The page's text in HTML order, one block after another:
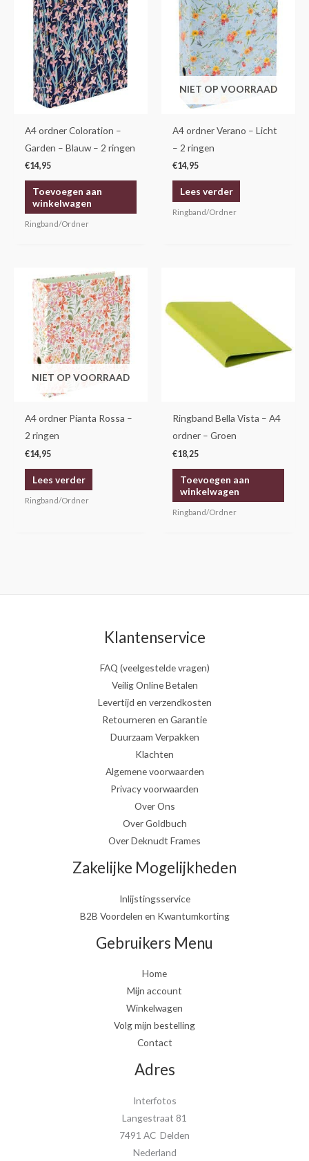
A4 ordner Coloration –
Garden – Blauw – 2 ringen
€14,95
Toevoegen aan
winkelwagen
Ringband/Ordner
NIET OP VOORRAAD
A4 ordner Verano – Licht
– 2 ringen
€14,95
Lees verder
Ringband/Ordner
NIET OP VOORRAAD
A4 ordner Pianta Rossa –
2 ringen
€14,95
Lees verder
Ringband/Ordner
Ringband Bella Vista – A4
ordner – Groen
€18,25
Toevoegen aan
winkelwagen
Ringband/Ordner
Klantenservice
FAQ (veelgestelde vragen)
Veilig Online Betalen
Levertijd en verzendkosten
Retourneren en Garantie
Duurzaam Verpakken
Klachten
Algemene voorwaarden
Privacy voorwaarden
Over Ons
Over Goldbuch
Over Deknudt Frames
Zakelijke Mogelijkheden
Inlijstingsservice
B2B Voordelen en Kwantumkorting
Gebruikers Menu
Home
Mijn account
Winkelwagen
Volg mijn bestelling
Contact
Adres
Interfotos
Langestraat 81
7491 AC Delden
Nederland